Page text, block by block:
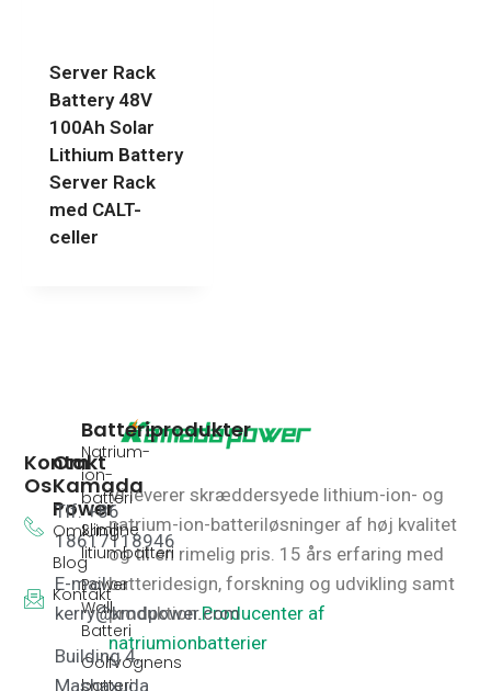
Server Rack
Battery 48V
100Ah Solar
Lithium Battery
Server Rack
med CALT-
celler
Vi leverer skræddersyede lithium-ion- og
natrium-ion-batteriløsninger af høj kvalitet
og til en rimelig pris. 15 års erfaring med
batteridesign, forskning og udvikling samt
produktion.Producenter af
natriumionbatterier
Batteriprodukter
Natrium-
ion-
batteri
Slimline
litiumbatteri
Power
Wall
Batteri
Golfvognens
batteri
Om
Kamada
Power
Omkring
Blog
Kontakt
Kontakt
Os
Tlf: +86
18617118946
E-mail:
kerry@kmdpower.com
Building 4,
Mashaxuda